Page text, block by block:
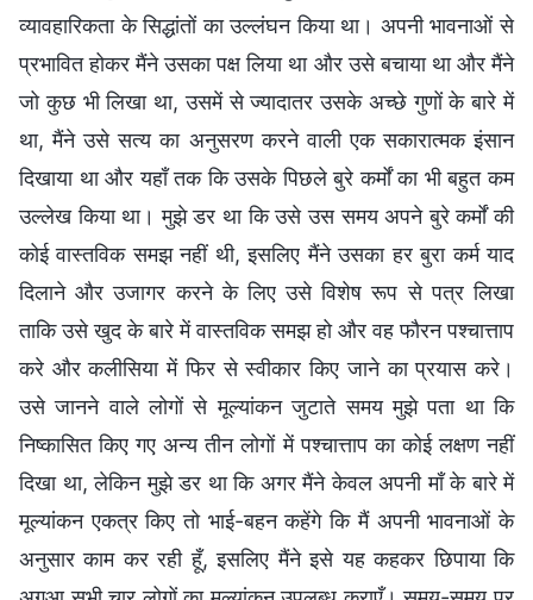
व्यावहारिकता के सिद्धांतों का उल्लंघन किया था। अपनी भावनाओं से
प्रभावित होकर मैंने उसका पक्ष लिया था और उसे बचाया था और मैंने
जो कुछ भी लिखा था, उसमें से ज्यादातर उसके अच्छे गुणों के बारे में
था, मैंने उसे सत्य का अनुसरण करने वाली एक सकारात्मक इंसान
दिखाया था और यहाँ तक कि उसके पिछले बुरे कर्मों का भी बहुत कम
उल्लेख किया था। मुझे डर था कि उसे उस समय अपने बुरे कर्मों की
कोई वास्तविक समझ नहीं थी, इसलिए मैंने उसका हर बुरा कर्म याद
दिलाने और उजागर करने के लिए उसे विशेष रूप से पत्र लिखा
ताकि उसे खुद के बारे में वास्तविक समझ हो और वह फौरन पश्चात्ताप
करे और कलीसिया में फिर से स्वीकार किए जाने का प्रयास करे।
उसे जानने वाले लोगों से मूल्यांकन जुटाते समय मुझे पता था कि
निष्कासित किए गए अन्य तीन लोगों में पश्चात्ताप का कोई लक्षण नहीं
दिखा था, लेकिन मुझे डर था कि अगर मैंने केवल अपनी माँ के बारे में
मूल्यांकन एकत्र किए तो भाई-बहन कहेंगे कि मैं अपनी भावनाओं के
अनुसार काम कर रही हूँ, इसलिए मैंने इसे यह कहकर छिपाया कि